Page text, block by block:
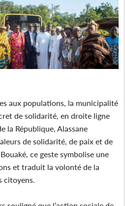
aux populations, la municipalité
de solidarité, en droite ligne
la République, Alassane
de solidarité, de paix et de
ce geste symbolise une
et traduit la volonté de la
citoyens.